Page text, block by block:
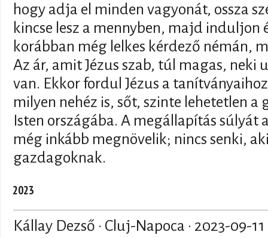
hogy adja el minden vagyonát, ossza
kincse lesz a mennyben, majd induljon
korábban még lelkes kérdező némán,
Az ár, amit Jézus szab, túl magas, neki
van. Ekkor fordul Jézus a
milyen nehéz is, sőt, szinte lehetetlen
Isten országába. A megállapítás súlyát
még inkább megnövelik; nincs senki,
gazdagoknak.
2023
Kállay Dezső · Cluj-Napoca · 2023-09-11